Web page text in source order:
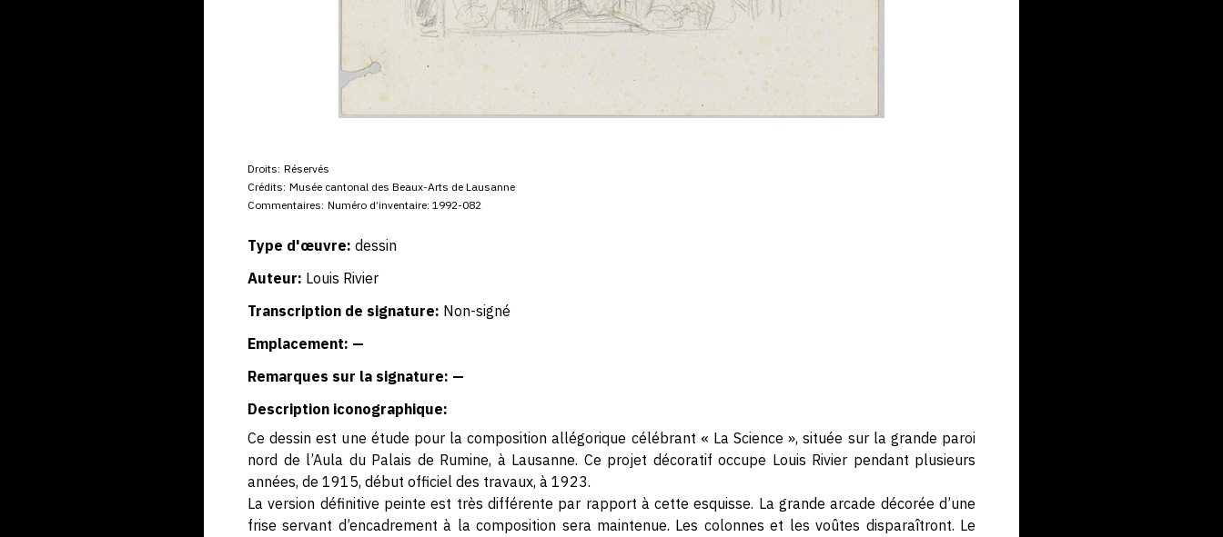
Droits: Réservés
Crédits: Musée cantonal des Beaux-Arts de Lausanne
Commentaires: Numéro d’inventaire: 1992-082
Type d'œuvre: dessin
Auteur: Louis Rivier
Transcription de signature: Non-signé
Emplacement: —
Remarques sur la signature: —
Description iconographique:
Ce dessin est une étude pour la composition allégorique célébrant « La Science », située sur la grande paroi
nord de l’Aula du Palais de Rumine, à Lausanne. Ce projet décoratif occupe Louis Rivier pendant plusieurs
années, de 1915, début officiel des travaux, à 1923.
La version définitive peinte est très différente par rapport à cette esquisse. La grande arcade décorée d’une
frise servant d’encadrement à la composition sera maintenue. Les colonnes et les voûtes disparaîtront. Le